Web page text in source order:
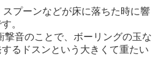
プーンなどが床に落ちた時に響
。
撃音のことで、ボーリングの玉な
るドスンという大きくて重たい